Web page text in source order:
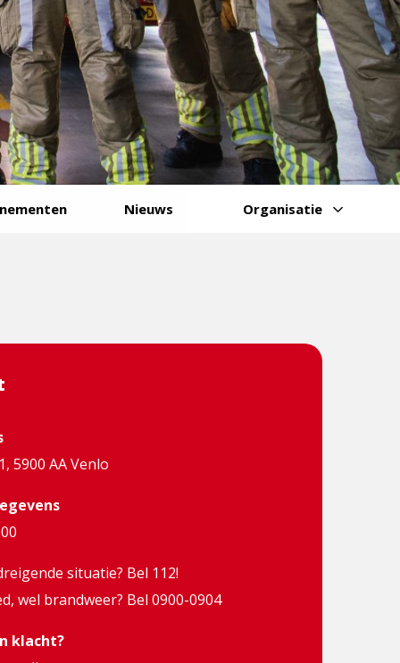
Nieuws Organisatie
5900 AA Venlo
situatie? Bel 112!
wel brandweer? Bel 0900-0904
klacht?